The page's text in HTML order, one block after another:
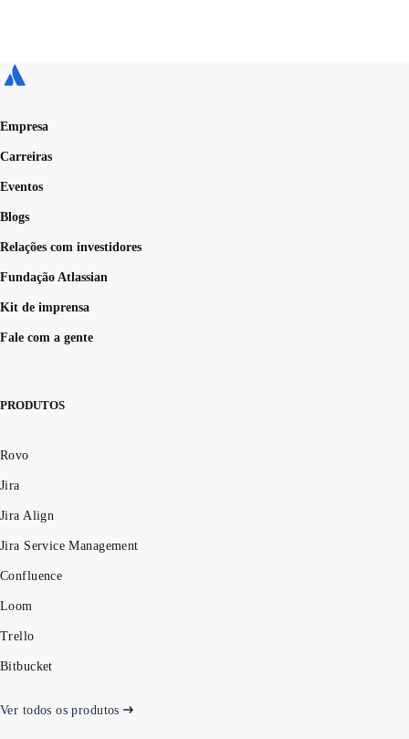
Empresa
Carreiras
Eventos
Blogs
Relações com investidores
Fundação Atlassian
Kit de imprensa
Fale com a gente
PRODUTOS
Rovo
Jira
Jira Align
Jira Service Management
Confluence
Loom
Trello
Bitbucket
Ver todos os produtos